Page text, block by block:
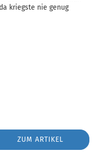
kriegste nie genug
ZUM ARTIKEL